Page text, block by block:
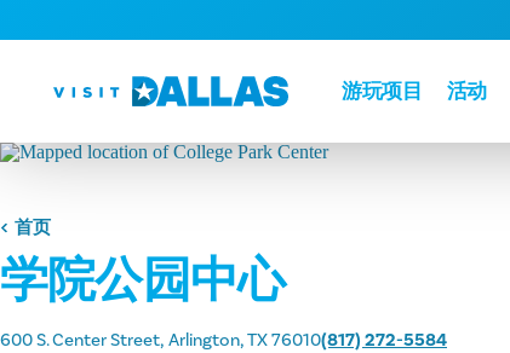
跳转到内容
游玩项目 活动
首页
学院公园中心
600 S. Center Street Arlington, TX 76010(817) 272-5584